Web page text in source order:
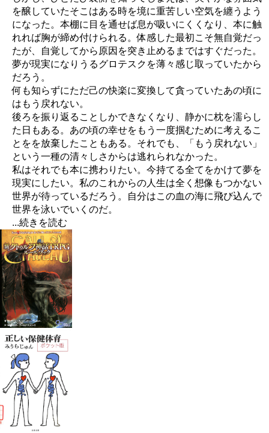
を醸していたそこはある時を境に重苦しい空気を纏うよう
になった。本棚に目を通せば息が吸いにくくなり、本に触
れれば胸が締め付けられる。体感した最初こそ無自覚だっ
たが、自覚してから原因を突き止めるまではすぐだった。
夢が現実になりうるグロテスクを薄々感じ取っていたから
だろう。
何も知らずにただ己の快楽に変換して貪っていたあの頃に
はもう戻れない。
後ろを振り返ることしかできなくなり、静かに枕を濡らし
た日もある。あの頃の幸せをもう一度掴むために考えるこ
とをを放棄したこともある。それでも、「もう戻れない」
という一種の清々しさからは逃れられなかった。
私はそれでも本に携わりたい。今持てる全てをかけて夢を
現実にしたい。私のこれからの人生は全く想像もつかない
世界が待っているだろう。自分はこの血の海に飛び込んで
世界を泳いでいくのだ。
...続きを読む